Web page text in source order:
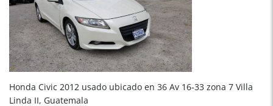
Honda Civic 2012 usado ubicado en 36 Av 16-33 zona 7 Villa
Linda II, Guatemala